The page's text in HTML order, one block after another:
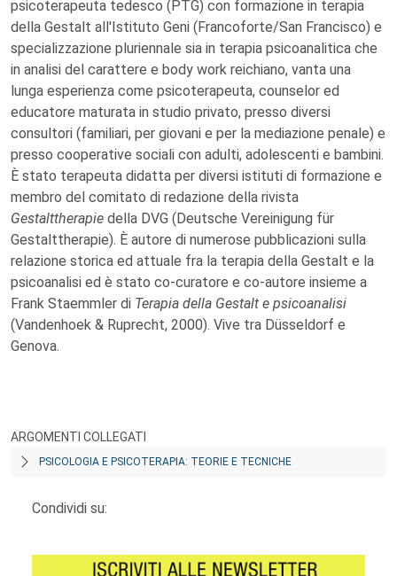
psicoterapeuta tedesco (PTG) con formazione in terapia
della Gestalt all'Istituto Geni (Francoforte/San Francisco) e
specializzazione pluriennale sia in terapia psicoanalitica che
in analisi del carattere e body work reichiano, vanta una
lunga esperienza come psicoterapeuta, counselor ed
educatore maturata in studio privato, presso diversi
consultori (familiari, per giovani e per la mediazione penale) e
presso cooperative sociali con adulti, adolescenti e bambini.
È stato terapeuta didatta per diversi istituti di formazione e
membro del comitato di redazione della rivista
Gestalttherapie della DVG (Deutsche Vereinigung für
Gestalttherapie). È autore di numerose pubblicazioni sulla
relazione storica ed attuale fra la terapia della Gestalt e la
psicoanalisi ed è stato co-curatore e co-autore insieme a
Frank Staemmler di Terapia della Gestalt e psicoanalisi
(Vandenhoek & Ruprecht, 2000). Vive tra Düsseldorf e
Genova.
ARGOMENTI COLLEGATI
PSICOLOGIA E PSICOTERAPIA: TEORIE E TECNICHE
Condividi su: